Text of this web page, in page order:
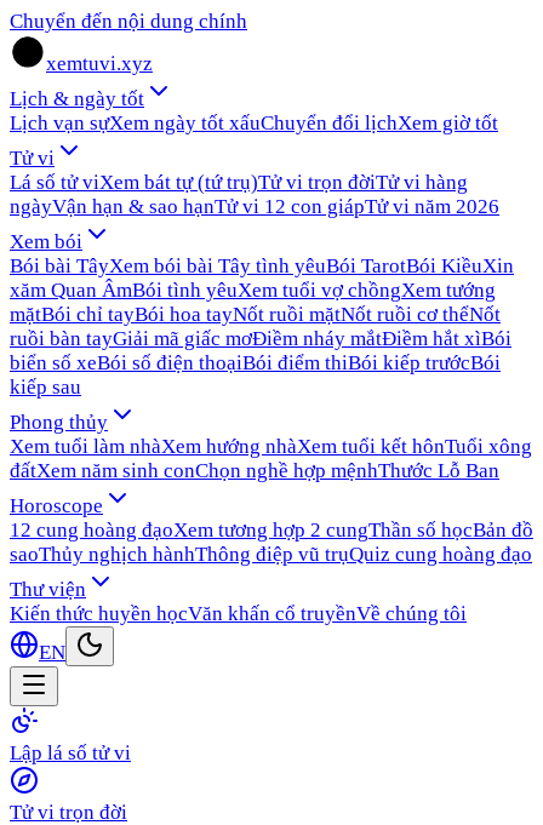
Chuyển đến nội dung chính
xemtuvi.xyz
Lịch & ngày tốt
Lịch vạn sựXem ngày tốt xấuChuyển đổi lịchXem giờ tốt
Tử vi
Lá số tử viXem bát tự (tứ trụ)Tử vi trọn đờiTử vi hàng
ngàyVận hạn & sao hạnTử vi 12 con giápTử vi năm 2026
Xem bói
Bói bài TâyXem bói bài Tây tình yêuBói TarotBói KiềuXin
xăm Quan ÂmBói tình yêuXem tuổi vợ chồngXem tướng
mặtBói chỉ tayBói hoa tayNốt ruồi mặtNốt ruồi cơ thểNốt
ruồi bàn tayGiải mã giấc mơĐiềm nháy mắtĐiềm hắt xìBói
biển số xeBói số điện thoạiBói điểm thiBói kiếp trướcBói
kiếp sau
Phong thủy
Xem tuổi làm nhàXem hướng nhàXem tuổi kết hônTuổi xông
đấtXem năm sinh conChọn nghề hợp mệnhThước Lỗ Ban
Horoscope
12 cung hoàng đạoXem tương hợp 2 cungThần số họcBản đồ
saoThủy nghịch hànhThông điệp vũ trụQuiz cung hoàng đạo
Thư viện
Kiến thức huyền họcVăn khấn cổ truyềnVề chúng tôi
EN
Lập lá số tử vi
Tử vi trọn đời